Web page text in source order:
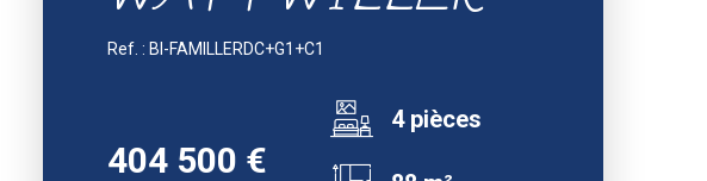
Ref. : BI-FAMILLERDC+G1+C1
404 500 €
4 pièces